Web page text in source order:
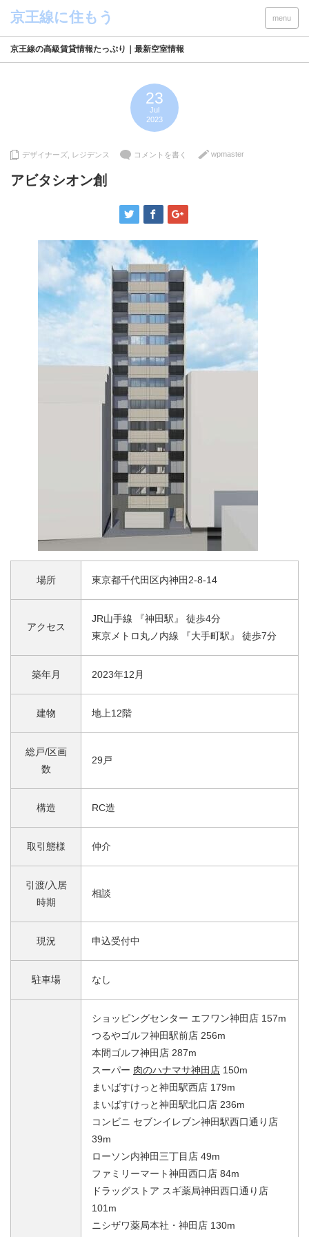
menu
京王線の高級賃貸情報たっぷり｜最新空室情報
23
Jul
2023
デザイナーズ レジデンス コメントを書く wpmaster
アビタシオン創
場所 東京都千代田区内神田2-8-14
アクセス
JR山手線 『神田駅』 徒歩4分
東京メトロ丸ノ内線 『大手町駅』 徒歩7分
築年月 2023年12月
建物 地上12階
総戸/区画
数
29戸
構造 RC造
取引態様 仲介
引渡/入居
時期
相談
現況 申込受付中
駐車場 なし
ショッピングセンター エフワン神田店 157m
つるやゴルフ神田駅前店 256m
本間ゴルフ神田店 287m
スーパー 肉のハナマサ神田店 150m
まいばすけっと神田駅西店 179m
まいばすけっと神田駅北口店 236m
コンビニ セブンイレブン神田駅西口通り店
39m
ローソン内神田三丁目店 49m
ファミリーマート神田西口店 84m
ドラッグストア スギ薬局神田西口通り店
101m
ニシザワ薬局本社・神田店 130m